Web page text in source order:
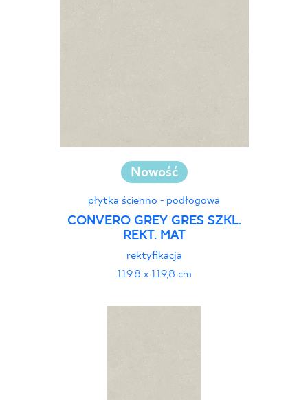
Nowość
płytka ścienno - podłogowa
CONVERO GREY GRES SZKL.
REKT. MAT
rektyfikacja
119,8 x 119,8 cm